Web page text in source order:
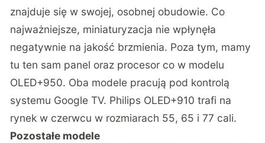
znajduje się w swojej, osobnej obudowie. Co
najważniejsze, miniaturyzacja nie wpłynęła
negatywnie na jakość brzmienia. Poza tym, mamy
tu ten sam panel oraz procesor co w modelu
OLED+950. Oba modele pracują pod kontrolą
systemu Google TV. Philips OLED+910 trafi na
rynek w czerwcu w rozmiarach 55, 65 i 77 cali.
Pozostałe modele